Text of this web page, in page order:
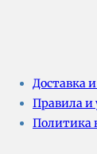
Доставка
Правила и
Политика